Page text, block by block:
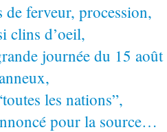
de ferveur, procession,
clins d’oeil,
journée du 15 août
les nations”,
pour la source…